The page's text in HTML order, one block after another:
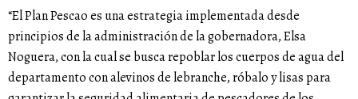
“El Plan Pescao es una estrategia implementada desde
principios de la administración de la gobernadora, Elsa
Noguera, con la cual se busca repoblar los cuerpos de agua del
departamento con alevinos de lebranche, róbalo y lisas para